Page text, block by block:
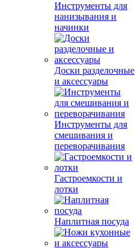
Инструменты для
нанизывания и
начинки
Доски разделочные
и аксессуары
Инструменты для
смешивания и
переворачивания
Гастроемкости и
лотки
Наплитная посуда